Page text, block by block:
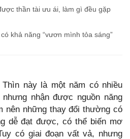
thần tài ưu ái, làm gì đều gặp
khả năng “vươn mình tỏa sáng”
Thìn này là một năm có nhiều
nhận được nguồn năng
nên những thay đổi thường có
dễ đạt được, có thể biến mơ
có giai đoạn vất vả, nhưng